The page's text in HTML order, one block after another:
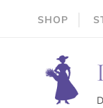
SHOP